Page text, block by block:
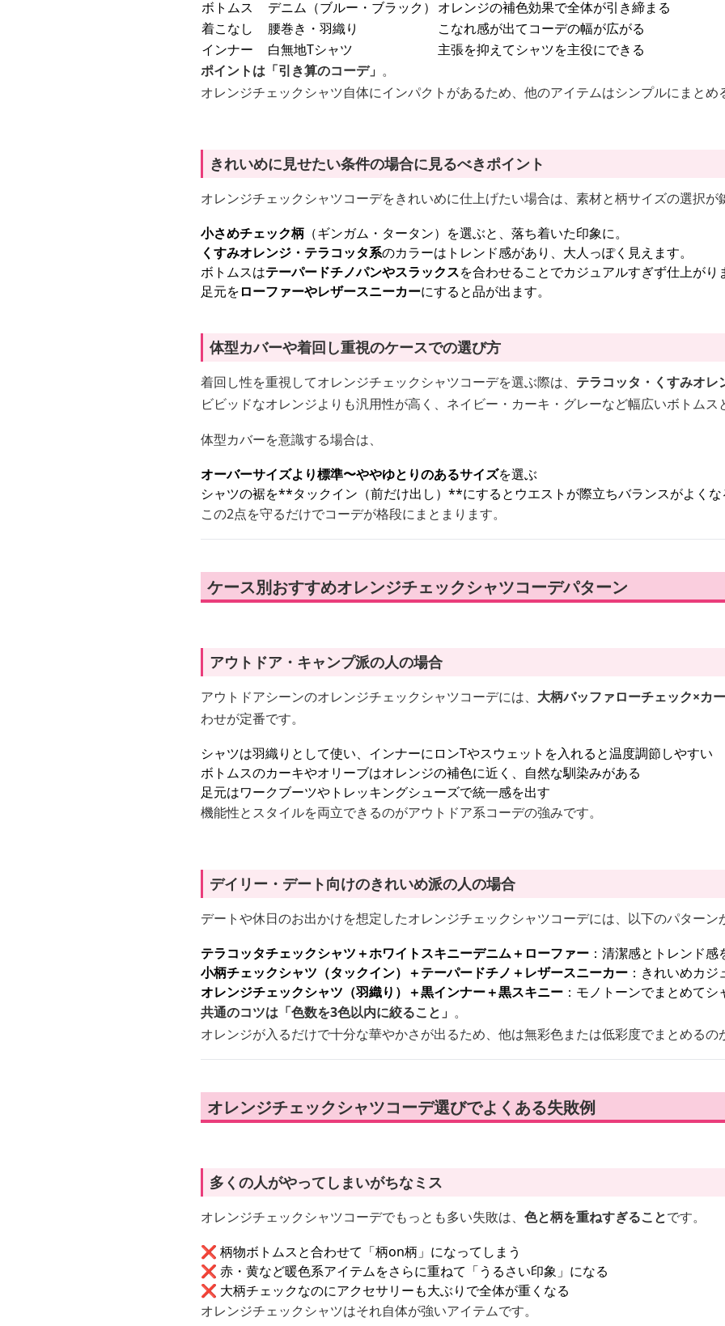
ボトムス
デニム（ブルー・ブラック） オレンジの補色効果で全体が引き締まる
着こなし
腰巻き・羽織り
こなれ感が出てコーデの幅が広がる
インナー
白無地Tシャツ
主張を抑えてシャツを主役にできる
ポイントは「引き算のコーデ」 。
オレンジチェックシャツ自体にインパクトがあるため、他のアイテムはシンプルにまとめ
きれいめに見せたい条件の場合に見るべきポイント
オレンジチェックシャツコーデをきれいめに仕上げたい場合は、素材と柄サイズの選択が
小さめチェック柄 （ギンガム・タータン）を選ぶと、落ち着いた印象に。
くすみオレンジ・テラコッタ系のカラーはトレンド感があり、大人っぽく見えます。
ボトムスはテーパードチノパンやスラックスを合わせることでカジュアルすぎず仕上がり
足元をローファーやレザースニーカーにすると品が出ます。
体型カバーや着回し重視のケースでの選び方
着回し性を重視してオレンジチェックシャツコーデを選ぶ際は、 テラコッタ・くすみオレ
ビビッドなオレンジよりも汎用性が高く、ネイビー・カーキ・グレーなど幅広いボトムス
体型カバーを意識する場合は、
オーバーサイズより標準〜ややゆとりのあるサイズを選ぶ
シャツの裾を**タックイン（前だけ出し）**にするとウエストが際立ちバランスがよくな
この2点を守るだけでコーデが格段にまとまります。
ケース別おすすめオレンジチェックシャツコーデパターン
アウトドア・キャンプ派の人の場合
アウトドアシーンのオレンジチェックシャツコーデには、 大柄バッファローチェック×カ
わせが定番です。
シャツは羽織りとして使い、インナーにロンTやスウェットを入れると温度調節しやすい
ボトムスのカーキやオリーブはオレンジの補色に近く、自然な馴染みがある
足元はワークブーツやトレッキングシューズで統一感を出す
機能性とスタイルを両立できるのがアウトドア系コーデの強みです。
デイリー・デート向けのきれいめ派の人の場合
デートや休日のお出かけを想定したオレンジチェックシャツコーデには、以下のパターン
テラコッタチェックシャツ＋ホワイトスキニーデニム＋ローファー ：清潔感とトレンド感
小柄チェックシャツ（タックイン）＋テーパードチノ＋レザースニーカー ：きれいめカ
オレンジチェックシャツ（羽織り）＋黒インナー＋黒スキニー ：モノトーンでまとめて
共通のコツは「色数を3色以内に絞ること」 。
オレンジが入るだけで十分な華やかさが出るため、他は無彩色または低彩度でまとめるの
オレンジチェックシャツコーデ選びでよくある失敗例
多くの人がやってしまいがちなミス
オレンジチェックシャツコーデでもっとも多い失敗は、 色と柄を重ねすぎることです。
❌ 柄物ボトムスと合わせて「柄on柄」になってしまう
❌ 赤・黄など暖色系アイテムをさらに重ねて「うるさい印象」になる
❌ 大柄チェックなのにアクセサリーも大ぶりで全体が重くなる
オレンジチェックシャツはそれ自体が強いアイテムです。